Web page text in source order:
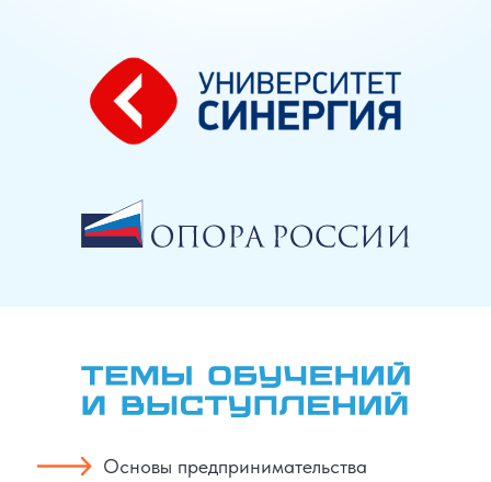
Основы предпринимательства